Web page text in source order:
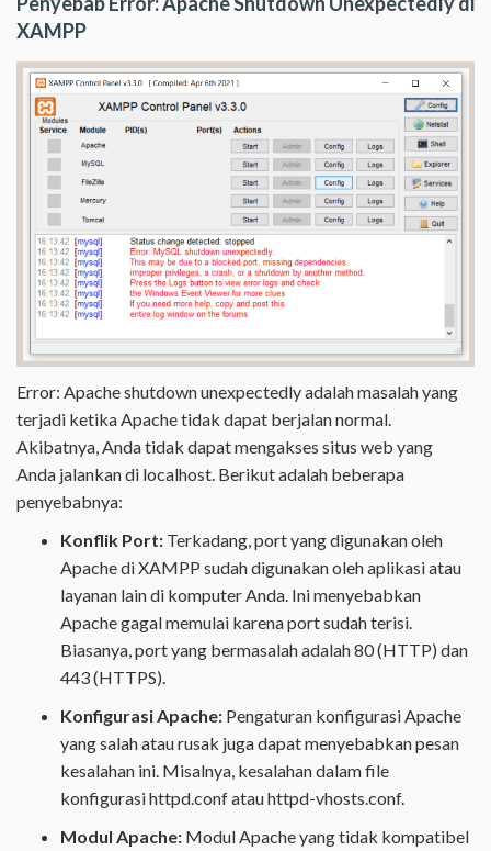
XAMPP
Error: Apache shutdown unexpectedly adalah masalah yang
terjadi ketika Apache tidak dapat berjalan normal.
Akibatnya, Anda tidak dapat mengakses situs web yang
Anda jalankan di localhost. Berikut adalah beberapa
penyebabnya:
Konflik Port: Terkadang, port yang digunakan oleh
Apache di XAMPP sudah digunakan oleh aplikasi atau
layanan lain di komputer Anda. Ini menyebabkan
Apache gagal memulai karena port sudah terisi.
Biasanya, port yang bermasalah adalah 80 (HTTP) dan
443 (HTTPS).
Konfigurasi Apache: Pengaturan konfigurasi Apache
yang salah atau rusak juga dapat menyebabkan pesan
kesalahan ini. Misalnya, kesalahan dalam file
konfigurasi httpd.conf atau httpd-vhosts.conf.
Modul Apache: Modul Apache yang tidak kompatibel